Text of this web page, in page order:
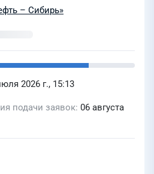
– Сибирь»
2026 г., 15:13
подачи заявок 06 августа